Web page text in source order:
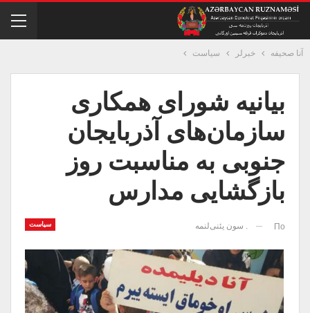
آنا صحیفه خبرلر سیاست
بیانیه شورای همکاری
سازمان‌های آذربایجان
جنوبی به مناسبت روز
بازگشایی مدارس
سیاست По . سون یئنی‌لنمه